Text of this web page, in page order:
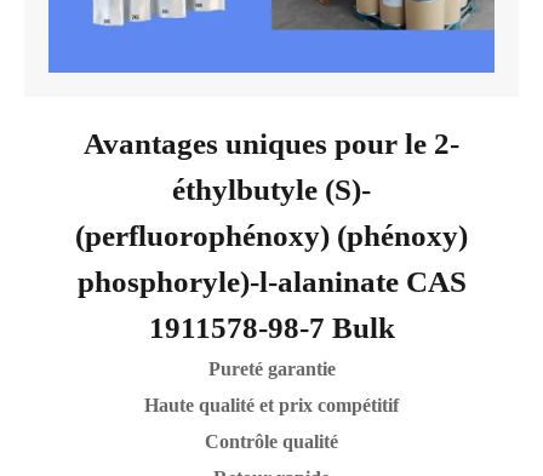
Avantages uniques pour le 2-
éthylbutyle (S)-
(perfluorophénoxy) (phénoxy)
phosphoryle)-l-alaninate CAS
1911578-98-7 Bulk
Pureté garantie
Haute qualité et prix compétitif
Contrôle qualité